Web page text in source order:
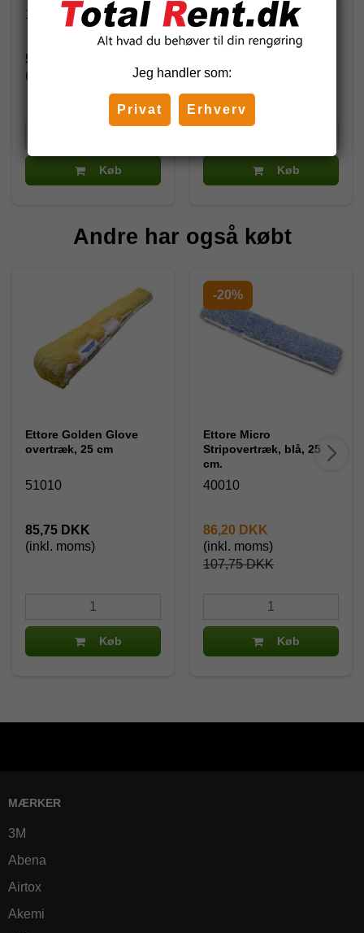
1961
56,12 DKK
(inkl. moms)
Køb
1959
(inkl. moms)
Køb
Andre har også købt
Ettore Golden Glove
overtræk, 25 cm
51010
85,75 DKK
(inkl. moms)
Køb
-20%
Ettore Micro
Stripovertræk, blå, 25
cm.
40010
107,75 DKK
86,20 DKK
(inkl. moms)
Køb
MÆRKER
3M
Abena
Airtox
Akemi
Jeg handler som:
Privat Erhverv